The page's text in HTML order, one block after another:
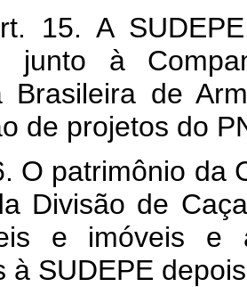
15. A
junto à
Brasileira de
de projetos do
O patrimônio da
Divisão de
e imóveis e
à SUDEPE